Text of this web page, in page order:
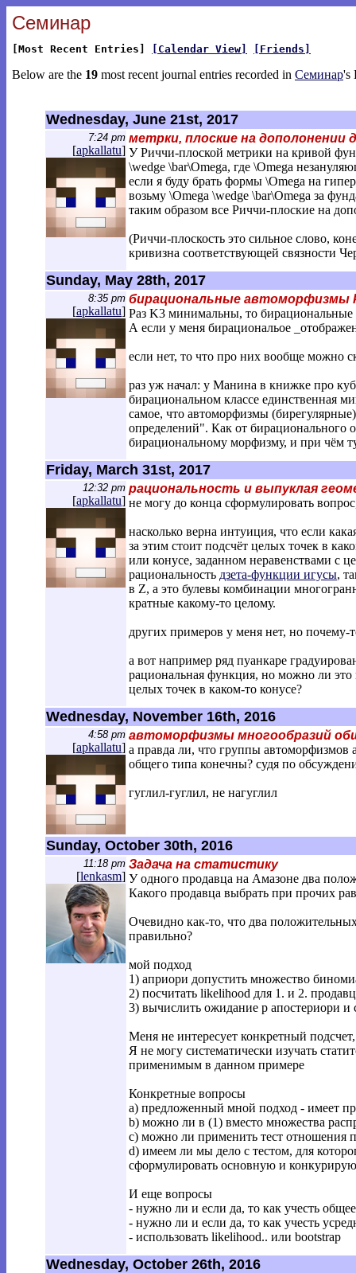
Семинар
[Most Recent Entries] [Calendar View] [Friends]
Below are the 19 most recent journal entries recorded in Семинар's
Wednesday, June 21st, 2017
7:24 pm
[apkallatu]
метрки, плоские на
У Риччи-плоской метрики на кривой
\wedge \bar\Omega, где \Omega
если я буду брать формы \Omega на
возьму \Omega \wedge \bar\Omega за
таким образом все Риччи-плоские на
(Риччи-плоскость это сильное слово,
кривизна соответствующей связности
Sunday, May 28th, 2017
8:35 pm
[apkallatu]
бирациональные автоморфизмы
Раз K3 минимальны, то
А если у меня бирациональое
если нет, то что про них вообще можно
раз уж начал: у Манина в книжке про
бирациональном классе единственная
самое, что автоморфизмы
определений". Как от бирационального
бирациональному морфизму, и при чём
Friday, March 31st, 2017
12:32 pm
[apkallatu]
рациональность и выпуклая
не могу до конца сформулировать
насколько верна интуиция, что если
за этим стоит подсчёт целых точек в
или конусе, заданном неравенствами с
рациональность дзета-функции игусы,
в Z, а это булевы комбинации
кратные какому-то целому.
других примеров у меня нет, но
а вот например ряд пуанкаре
рациональная функция, но можно ли
целых точек в каком-то конусе?
Wednesday, November 16th, 2016
4:58 pm
[apkallatu]
автоморфизмы многообразий
а правда ли, что группы автоморфизмов
общего типа конечны? судя по
гуглил-гуглил, не нагуглил
Sunday, October 30th, 2016
11:18 pm
[lenkasm]
Задача на статистику
У одного продавца на Амазоне два
Какого продавца выбрать при прочих
Очевидно как-то, что два
правильно?
мой подход
1) априори допустить множество
2) посчитать likelihood для 1. и 2.
3) вычислить ожидание p апостериори и
Меня не интересует конкретный
Я не могу систематически изучать
применимым в данном примере
Конкретные вопросы
a) предложенный мной подход - имеет
b) можно ли в (1) вместо множества
c) можно ли применить тест отношения
d) имеем ли мы дело с тестом, для
сформулировать основную и
И еще вопросы
- нужно ли и если да, то как учесть
- нужно ли и если да, то как учесть
- использовать likelihood.. или bootstrap
Wednesday, October 26th, 2016